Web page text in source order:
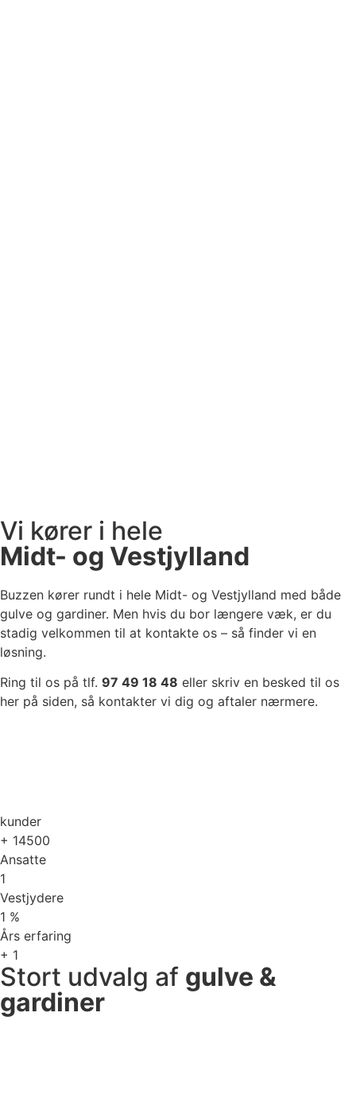
Vi kører i hele
Midt- og Vestjylland
Buzzen kører rundt i hele Midt- og Vestjylland med både
gulve og gardiner. Men hvis du bor længere væk, er du
stadig velkommen til at kontakte os – så finder vi en
løsning.
Ring til os på tlf. 97 49 18 48 eller skriv en besked til os
her på siden, så kontakter vi dig og aftaler nærmere.
kunder
+ 14500
Ansatte
1
Vestjydere
1 %
Års erfaring
+ 1
Stort udvalg af gulve &
gardiner